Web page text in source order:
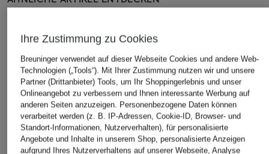
Ihre Zustimmung zu Cookies
Breuninger verwendet auf dieser Webseite Cookies und andere Web-
Technologien („Tools“). Mit Ihrer Zustimmung nutzen wir und unsere
Partner (Drittanbieter) Tools, um Ihr Shoppingerlebnis und unser
Onlineangebot zu verbessern und Ihnen interessante Werbung auf
anderen Seiten anzuzeigen. Personenbezogene Daten können
verarbeitet werden (z. B. IP-Adressen, Cookie-ID, Browser- und
Standort-Informationen, Nutzerverhalten), für personalisierte
Angebote und Inhalte in unserem Shop, personalisierte Anzeigen
aufgrund Ihres Nutzerverhaltens auf unserer Webseite, Analyse